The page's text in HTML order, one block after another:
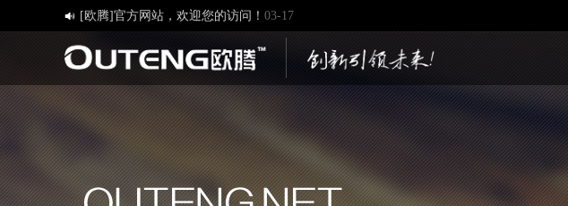
 [欧腾]官方网站，欢迎您的访问！ 03-17
济南欧腾文化传媒有限公司，新版网站正式开通！ 03-12